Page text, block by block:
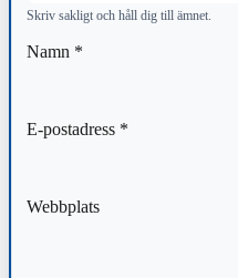
Skriv sakligt och håll dig till ämnet.
Namn *
E-postadress *
Webbplats